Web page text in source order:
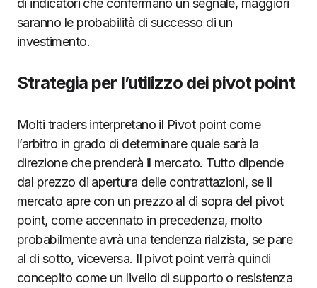
saranno le probabilità di successo di un
investimento.
Strategia per l’utilizzo dei pivot point
Molti traders interpretano il Pivot point come
l’arbitro in grado di determinare quale sarà la
direzione che prenderà il mercato. Tutto dipende
dal prezzo di apertura delle contrattazioni, se il
mercato apre con un prezzo al di sopra del pivot
point, come accennato in precedenza, molto
probabilmente avrà una tendenza rialzista, se pare
al di sotto, viceversa. Il pivot point verrà quindi
concepito come un livello di supporto o resistenza